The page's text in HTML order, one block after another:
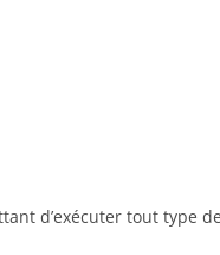
d’exécuter tout type